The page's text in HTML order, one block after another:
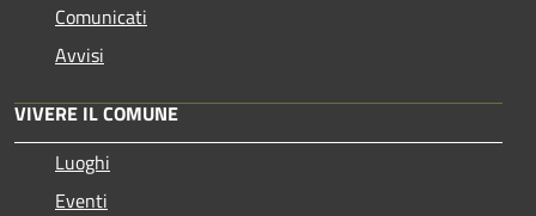
Comunicati
Avvisi
VIVERE IL COMUNE
Luoghi
Eventi